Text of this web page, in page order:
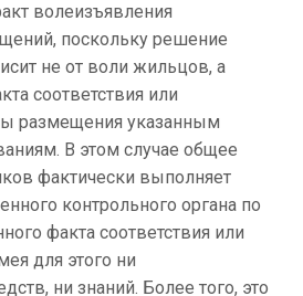
волеизъявления
поскольку решение
не от воли жильцов, а
соответствия или
размещения указанным
В этом случае общее
фактически выполняет
контрольного органа по
факта соответствия или
для этого ни
ни знаний. Более того, это